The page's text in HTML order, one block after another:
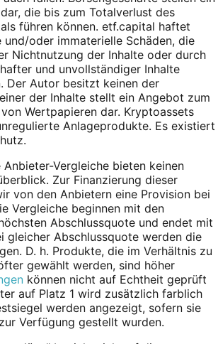
die bis zum Totalverlust des
führen können. etf.capital haftet
oder immaterielle Schäden, die
Nichtnutzung der Inhalte oder durch
und unvollständiger Inhalte
Der Autor besitzt keinen der
der Inhalte stellt ein Angebot zum
Wertpapieren dar. Kryptoassets
Anlageprodukte. Es existiert
Anbieter-Vergleiche bieten keinen
Zur Finanzierung dieser
von den Anbietern eine Provision bei
Vergleiche beginnen mit den
Abschlussquote und endet mit
gleicher Abschlussquote werden die
D. h. Produkte, die im Verhältnis zu
gewählt werden, sind höher
können nicht auf Echtheit geprüft
auf Platz 1 wird zusätzlich farblich
werden angezeigt, sofern sie
Verfügung gestellt wurden.